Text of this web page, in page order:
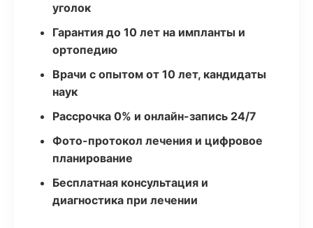
уголок
Гарантия до 10 лет на импланты и
ортопедию
Врачи с опытом от 10 лет, кандидаты
наук
Рассрочка 0% и онлайн-запись 24/7
Фото-протокол лечения и цифровое
планирование
Бесплатная консультация и
диагностика при лечении